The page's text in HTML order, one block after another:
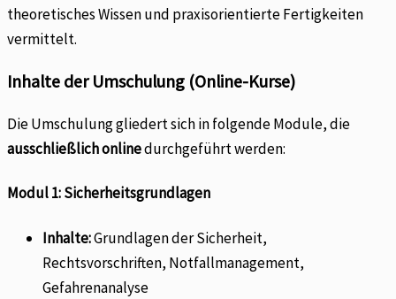
theoretisches Wissen und praxisorientierte Fertigkeiten
vermittelt.
Inhalte der Umschulung (Online-Kurse)
Die Umschulung gliedert sich in folgende Module, die
ausschließlich onlinedurchgeführt werden:
Modul 1: Sicherheitsgrundlagen
Inhalte:Grundlagen der Sicherheit,
Rechtsvorschriften, Notfallmanagement,
Gefahrenanalyse